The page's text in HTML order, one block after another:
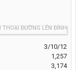
ĐƯỜNG LÊN ĐỈNH THẾ
3/10/12
1,257
3,174